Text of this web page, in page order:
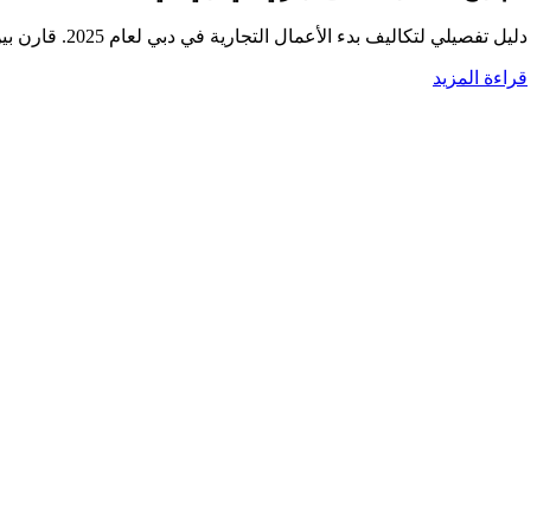
دليل تفصيلي لتكاليف بدء الأعمال التجارية في دبي لعام 2025. قارن بين شركات البر الرئيسي والمناطق الحرة والشركات البحرية، بما في ذلك الترخيص والتأشيرات والمكاتب والتجديد السنوي.
قراءة المزيد